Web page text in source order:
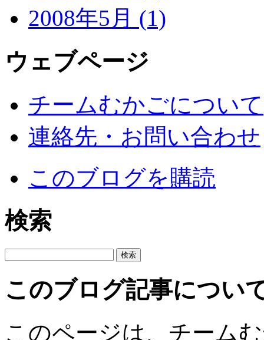
2008年5月 (1)
ウェブページ
チームむかごについて
連絡先・お問い合わせ
このブログを購読
検索
このブログ記事につい
このページは、チーム